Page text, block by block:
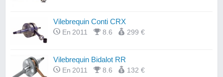
Vilebrequin Conti CRX
En 2011 8.6 299 €
Vilebrequin Bidalot RR
En 2011 8.6 132 €